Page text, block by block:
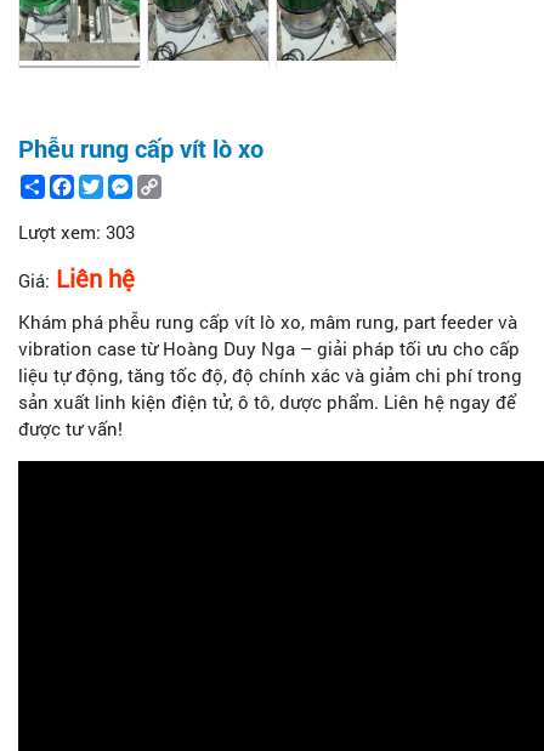
Phễu rung cấp vít lò xo
ShareFacebook
TwitterMessenger
Lượt xem: 303
Giá: Liên hệ
Khám phá phễu rung cấp vít lò xo, mâm rung, part feeder và
vibration case từ Hoàng Duy Nga – giải pháp tối ưu cho cấp
liệu tự động, tăng tốc độ, độ chính xác và giảm chi phí trong
sản xuất linh kiện điện tử, ô tô, dược phẩm. Liên hệ ngay để
được tư vấn!